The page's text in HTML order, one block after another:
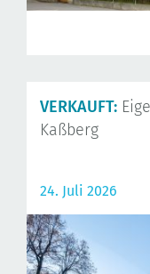
VERKAUFT:
Kaßberg
24. Juli 2026